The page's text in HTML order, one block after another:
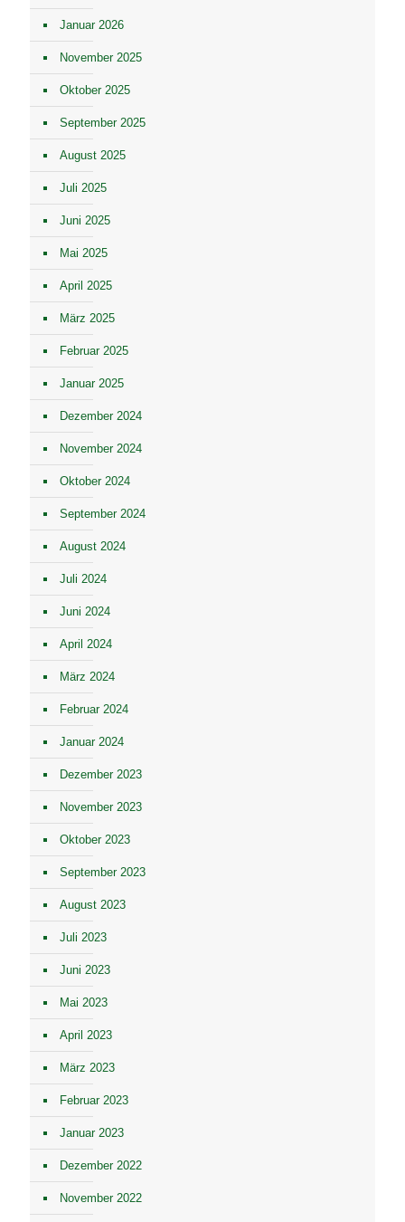
Januar 2026
November 2025
Oktober 2025
September 2025
August 2025
Juli 2025
Juni 2025
Mai 2025
April 2025
März 2025
Februar 2025
Januar 2025
Dezember 2024
November 2024
Oktober 2024
September 2024
August 2024
Juli 2024
Juni 2024
April 2024
März 2024
Februar 2024
Januar 2024
Dezember 2023
November 2023
Oktober 2023
September 2023
August 2023
Juli 2023
Juni 2023
Mai 2023
April 2023
März 2023
Februar 2023
Januar 2023
Dezember 2022
November 2022